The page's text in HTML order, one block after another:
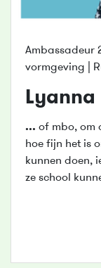
Ambassadeur
vormgeving |
Lyanna
... of mbo, om
hoe fijn het is
kunnen doen,
ze school